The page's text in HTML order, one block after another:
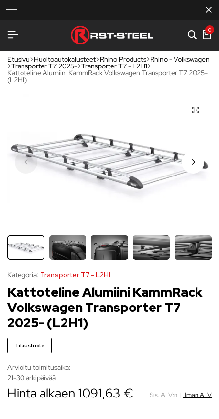
0
Etusivu Huoltoautokalusteet Rhino Products Rhino - Volkswagen
Transporter T7 2025- Transporter T7 - L2H1
Kattoteline Alumiini KammRack Volkswagen Transporter T7 2025-
(L2H1)
Kategoria: Transporter T7 - L2H1
Kattoteline Alumiini KammRack
Volkswagen Transporter T7
2025- (L2H1)
Tilaustuote
Arvioitu toimitusaika:
21-30 arkipäivää
Hinta alkaen 1091,63 € Sis. ALV:n | Ilman ALV